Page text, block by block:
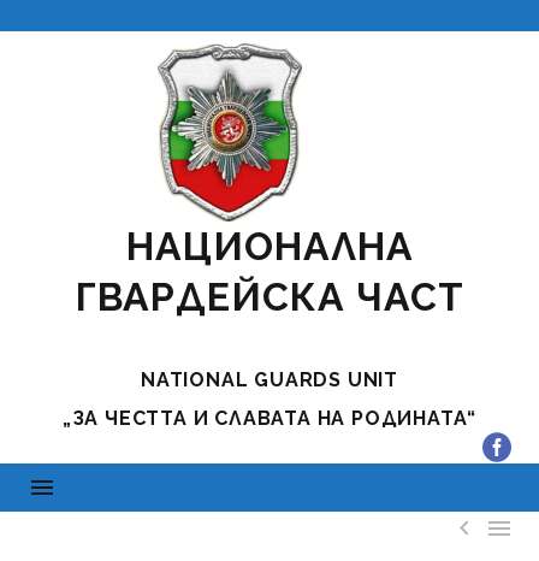
НАЦИОНАЛНА
ГВАРДЕЙСКА ЧАСТ
NATIONAL GUARDS UNIT
„ЗА ЧЕСТТА И СЛАВАТА НА РОДИНАТА“
 